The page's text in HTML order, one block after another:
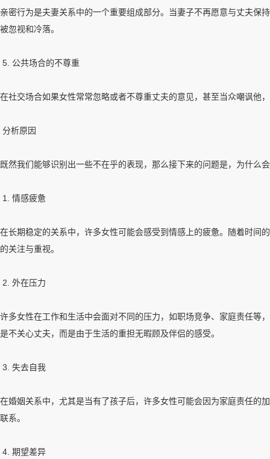
亲密行为是夫妻关系中的一个重要组成部分。当妻子不再愿意与丈夫保
被忽视和冷落。
5. 公共场合的不尊重
在社交场合如果女性常常忽略或者不尊重丈夫的意见，甚至当众嘲讽他
分析原因
既然我们能够识别出一些不在乎的表现，那么接下来的问题是，为什么
1. 情感疲惫
在长期稳定的关系中，许多女性可能会感受到情感上的疲惫。随着时间
的关注与重视。
2. 外在压力
许多女性在工作和生活中会面对不同的压力，如职场竞争、家庭责任等
是不关心丈夫，而是由于生活的重担无暇顾及伴侣的感受。
3. 失去自我
在婚姻关系中，尤其是当有了孩子后，许多女性可能会因为家庭责任的
联系。
4. 期望差异